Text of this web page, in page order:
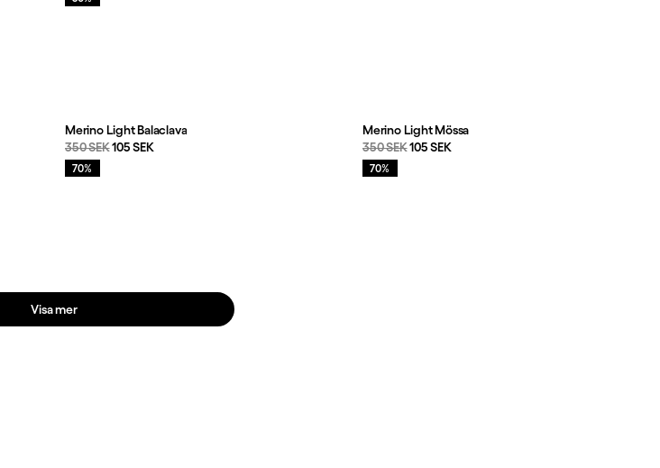
Merino Light Balaclava
Originalpris:
350 SEKReapris:
105 SEK
Rea:
70%
Merino Light Mössa
Originalpris:
350 SEKReapris:
105 SEK
Rea:
70%
Visa mer